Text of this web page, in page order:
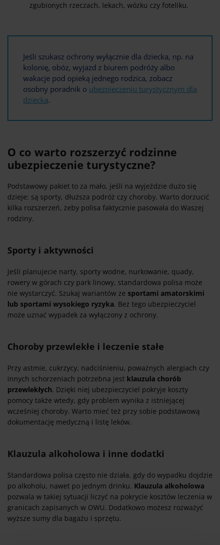
zgubionych rzeczach, lekach, wózku czy foteliku.
Jeśli szukasz ochrony wyłącznie dla dziecka, np. na
kolonię, obóz, wyjazd z biurem podróży albo
wakacje pod opieką jednego rodzica, zobacz
osobny poradnik o ubezpieczeniu turystycznym dla
dziecka.
O co warto rozszerzyć rodzinne
ubezpieczenie turystyczne?
Podstawowy pakiet to za mało, jeśli na wyjeździe dużo się
dzieje: są sporty, dłuższa podróż czy choroby. Warto dorzucić
kilka rozszerzeń, żeby polisa faktycznie pasowała do Waszej
rodziny.
Sporty i aktywności
Jeśli planujecie narty, sporty wodne, nurkowanie, quady,
rowery w górach czy park linowy, standardowa polisa może
nie wystarczyć. Szukaj wariantów ze sportami amatorskimi
lub sportami wysokiego ryzyka. Bez tego ubezpieczyciel
może uznać wypadek za wyłączony z ochrony.
Choroby przewlekłe i leczenie stałe
Przy astmie, cukrzycy, nadciśnieniu, poważnych alergiach czy
innych schorzeniach potrzebna jest klauzula chorób
przewlekłych. Dzięki niej ubezpieczyciel pokryje koszty
pomocy także wtedy, gdy problem wynika z istniejącej
wcześniej choroby. Warto mieć też przy sobie podstawową
dokumentację medyczną i listę leków.
Klauzula alkoholowa i inne dodatki
Standardowa polisa często nie działa, gdy do wypadku dojdzie
po alkoholu, nawet po jednym drinku. Klauzula alkoholowa
pozwala w takiej sytuacji liczyć na pokrycie kosztów leczenia w
granicach zapisanych w OWU. Dodatkowo możesz rozważyć
wyższe sumy dla bagażu i sprzętu.